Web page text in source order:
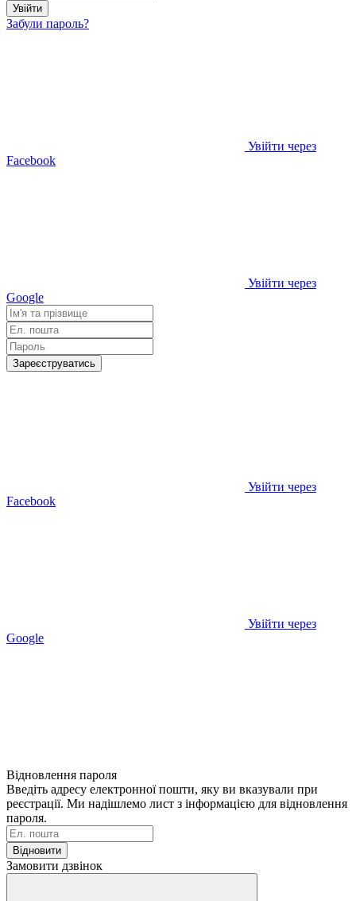
Увійти
Забули пароль?
Увійти через
Facebook
Увійти через
Google
Зареєструватись
Увійти через
Facebook
Увійти через
Google
Відновлення пароля
Введіть адресу електронної пошти, яку ви вказували при
реєстрації. Ми надішлемо лист з інформацією для відновлення
пароля.
Відновити
Замовити дзвінок